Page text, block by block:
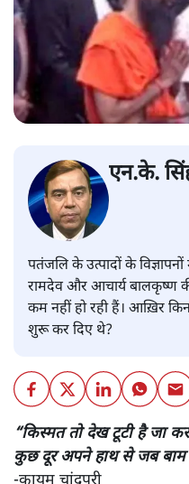
एन.के.
पतंजलि के उत्पादों के
रामदेव और आचार्य बालकृष्ण
कम नहीं हो रही हैं। आख़िर
शुरू कर दिए थे?
“किस्मत तो देख टूटी है जा
कुछ दूर अपने हाथ से जब बाम